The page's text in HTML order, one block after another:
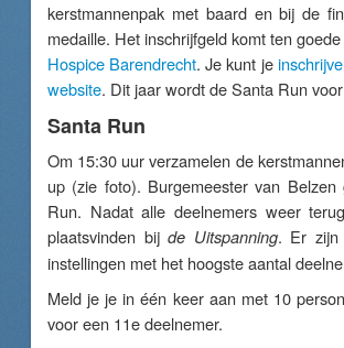
kerstmannenpak met baard en bij de
medaille. Het inschrijfgeld komt ten
Hospice Barendrecht. Je kunt je
website. Dit jaar wordt de Santa Run
Santa Run
Om 15:30 uur verzamelen de
up (zie foto). Burgemeester van
Run. Nadat alle deelnemers weer
plaatsvinden bij de Uitspanning. Er zijn
instellingen met het hoogste aantal
Meld je je in één keer aan met 10
voor een 11e deelnemer.